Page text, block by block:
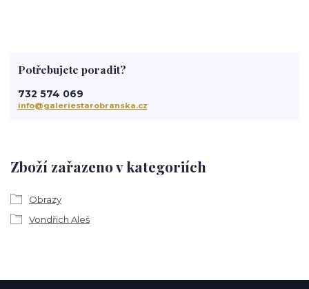
Zboží zařazeno v kategoriích
Obrazy
Vondřich Aleš
Potřebujete poradit?
732 574 069
info@galeriestarobranska.cz